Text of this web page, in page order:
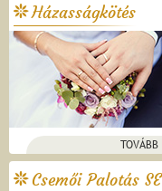
Házasságkötés
TOVÁBB
Csemői Palotás SE